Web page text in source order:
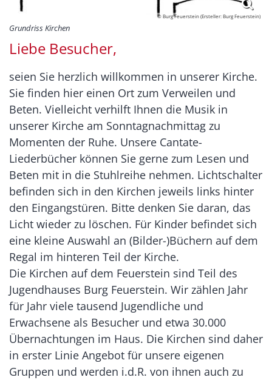
© Burg Feuerstein (Ersteller: Burg Feuerstein)
Grundriss Kirchen
Liebe Besucher,
seien Sie herzlich willkommen in unserer Kirche.
Sie finden hier einen Ort zum Verweilen und
Beten. Vielleicht verhilft Ihnen die Musik in
unserer Kirche am Sonntagnachmittag zu
Momenten der Ruhe. Unsere Cantate-
Liederbücher können Sie gerne zum Lesen und
Beten mit in die Stuhlreihe nehmen. Lichtschalter
befinden sich in den Kirchen jeweils links hinter
den Eingangstüren. Bitte denken Sie daran, das
Licht wieder zu löschen. Für Kinder befindet sich
eine kleine Auswahl an (Bilder-)Büchern auf dem
Regal im hinteren Teil der Kirche.
Die Kirchen auf dem Feuerstein sind Teil des
Jugendhauses Burg Feuerstein. Wir zählen Jahr
für Jahr viele tausend Jugendliche und
Erwachsene als Besucher und etwa 30.000
Übernachtungen im Haus. Die Kirchen sind daher
in erster Linie Angebot für unsere eigenen
Gruppen und werden i.d.R. von ihnen auch zu